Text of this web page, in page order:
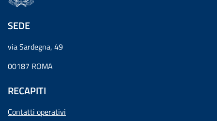
SEDE
via Sardegna, 49
00187 ROMA
RECAPITI
Contatti operativi